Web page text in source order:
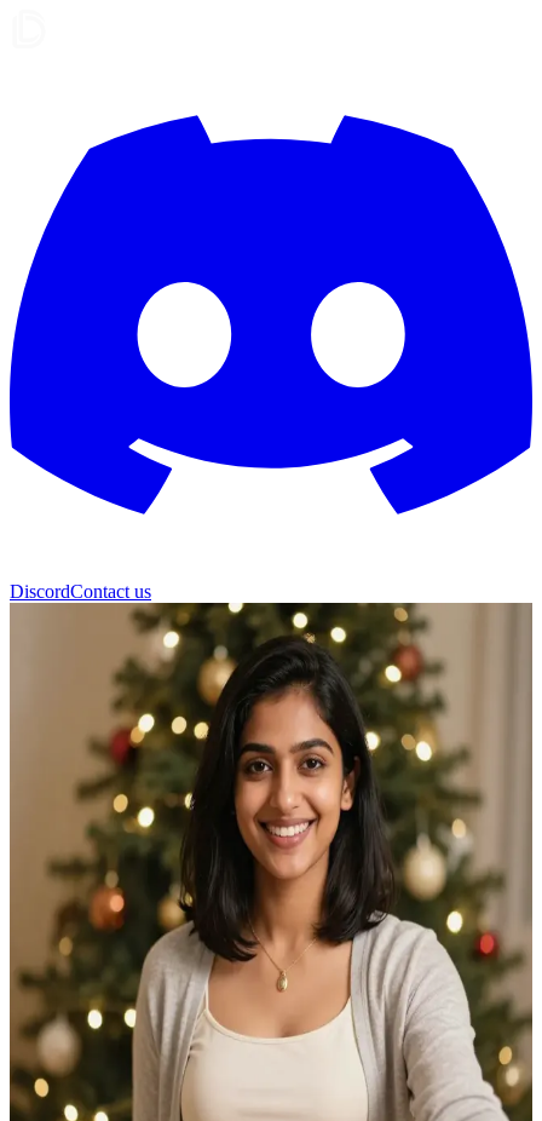
DiscordContact us
Bhiya